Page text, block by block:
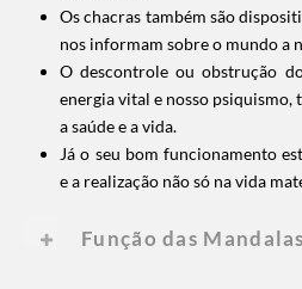
Os chacras também são
nos informam sobre o mundo a
O descontrole ou obstrução
energia vital e nosso psiquismo,
a saúde e a vida.
Já o seu bom funcionamento
e a realização não só na vida
Função das Mandalas